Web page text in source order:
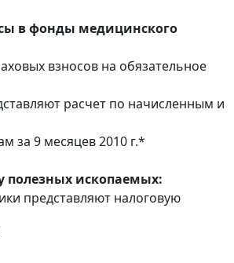
в фонды медицинского
взносов на обязательное
расчет по начисленным и
за 9 месяцев 2010 г.*
полезных ископаемых:
представляют налоговую